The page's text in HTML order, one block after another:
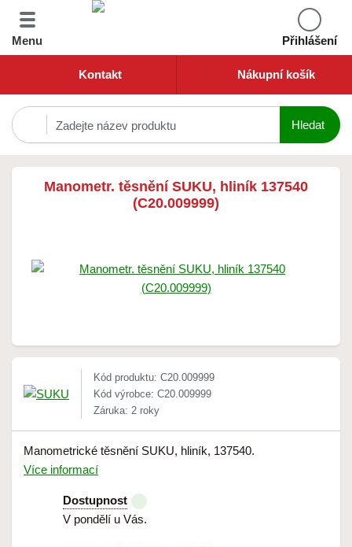
Menu Přihlášení
Kontakt Nákupní košík
Manometr. těsnění SUKU, hliník 137540
(C20.009999)
Kód produktu: C20.009999
Kód výrobce: C20.009999
Záruka: 2 roky
Manometrické těsnění SUKU, hliník, 137540.
Více informací
Dostupnost
V pondělí u Vás.